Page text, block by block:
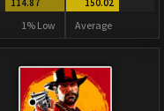
1% Low Average